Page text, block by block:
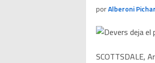
porAlberoni
SCOTTSDALE,